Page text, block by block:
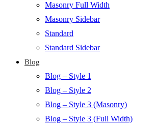
Masonry Full Width
Masonry Sidebar
Standard
Standard Sidebar
Blog
Blog – Style 1
Blog – Style 2
Blog – Style 3 (Masonry)
Blog – Style 3 (Full Width)